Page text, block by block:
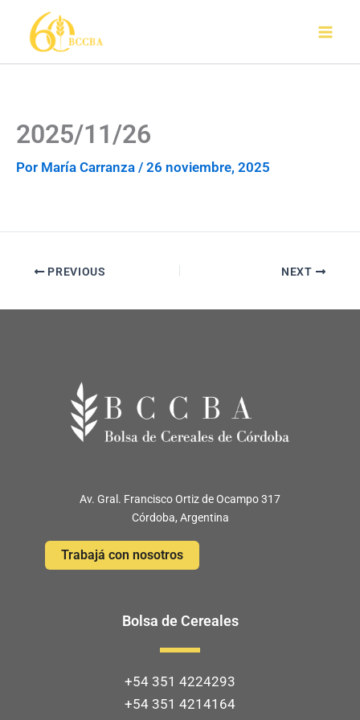
contenido
2025/11/26
Por María Carranza / 26 noviembre, 2025
PREVIOUS NEXT
Av. Gral. Francisco Ortiz de Ocampo 317
Córdoba, Argentina
Trabajá con nosotros
Bolsa de Cereales
+54 351 4224293
+54 351 4214164